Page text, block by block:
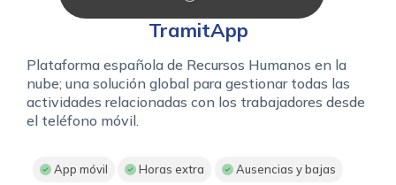
TramitApp
Plataforma española de Recursos Humanos en la
nube; una solución global para gestionar todas las
actividades relacionadas con los trabajadores desde
el teléfono móvil.
App móvil Horas extra Ausencias y bajas